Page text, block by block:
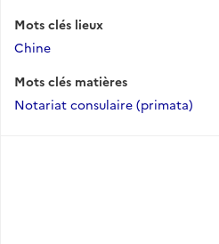
Mots clés lieux
Chine
Mots clés matières
Notariat consulaire (primata)